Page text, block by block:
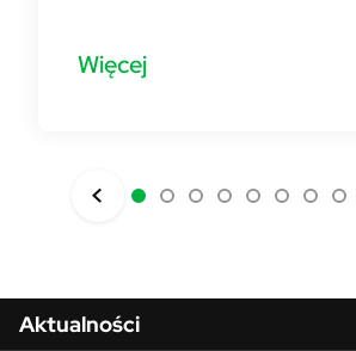
Więcej
Aktualności